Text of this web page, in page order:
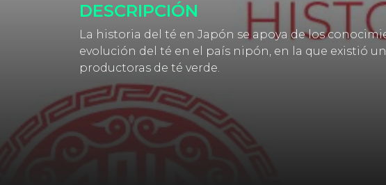
DESCRIPCIÓN
La historia del té en Japón se apoya de los
evolución del té en el país nipón, en la que existió
productoras de té verde.